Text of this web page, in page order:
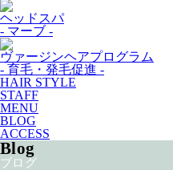
ヘッドスパ
- マーブ -
ヴァージンヘアプログラム
- 育毛・発毛促進 -
HAIR STYLE
STAFF
MENU
BLOG
ACCESS
Blog
ブログ